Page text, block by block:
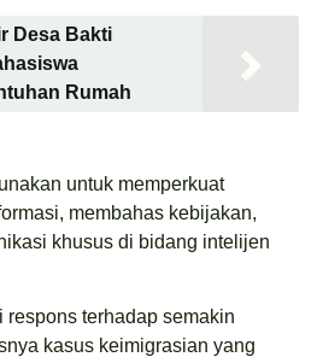
Desa Bakti
Rumah
untuk memperkuat
membahas kebijakan,
khusus di bidang intelijen
terhadap semakin
kasus keimigrasian yang